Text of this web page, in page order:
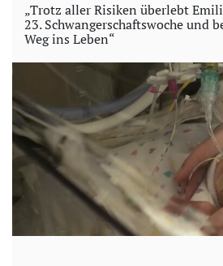
„Trotz aller Risiken überlebt
23. Schwangerschaftswoche und
Weg ins Leben“